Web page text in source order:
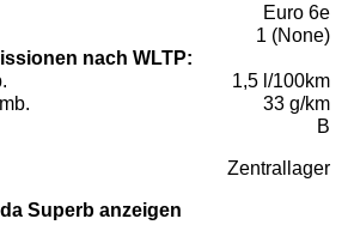
Euro 6e
1 (None)
nach WLTP:
1,5 l/100km
33 g/km
B
Zentrallager
Superb anzeigen